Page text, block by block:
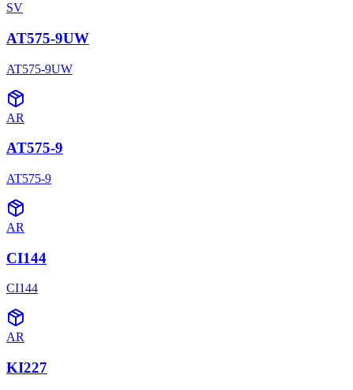
SV
AT575-9UW
AT575-9UW
AR
AT575-9
AT575-9
AR
CI144
CI144
AR
KI227